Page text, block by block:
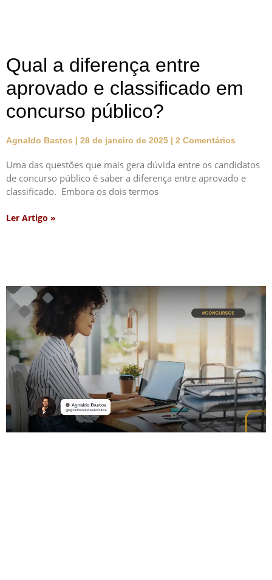
Qual a diferença entre
aprovado e classificado em
concurso público?
Agnaldo Bastos 28 de janeiro de 2025 2 Comentários
Uma das questões que mais gera dúvida entre os candidatos
de concurso público é saber a diferença entre aprovado e
classificado. Embora os dois termos
Ler Artigo »